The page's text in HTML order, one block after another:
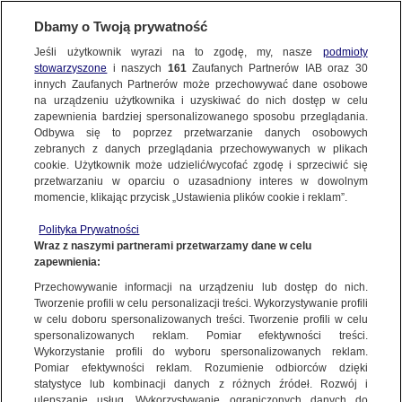
FAKTY | ZOBACZ FAKTY
Mundurowi z zakazem wstępu na gminną siłownię w Narewce, bo sprzęt
tam nie jest na ich "potencjał"
NAJNOWSZE
ZOBACZ FAKTY
FAKTY PO FAKTACH
FAKTY O ŚWIECIE
WIĘCEJ
KANAŁY
Dzień dobry!
Jedno konto do wszystkich usług
Dbamy o Twoją prywatność
Jeśli użytkownik wyrazi na to zgodę, my, nasze podmioty
stowarzyszone i naszych 161Zaufanych Partnerów IAB oraz 30
innych Zaufanych Partnerów może przechowywać dane osobowe
na urządzeniu użytkownika i uzyskiwać do nich dostęp w celu
zapewnienia bardziej spersonalizowanego sposobu przeglądania.
Odbywa się to poprzez przetwarzanie danych osobowych
zebranych z danych przeglądania przechowywanych w plikach
cookie. Użytkownik może udzielić/wycofać zgodę i sprzeciwić się
przetwarzaniu w oparciu o uzasadniony interes w dowolnym
momencie, klikając przycisk „Ustawienia plików cookie i reklam”.
Polityka Prywatności
Wraz z naszymi partnerami przetwarzamy dane w celu
zapewnienia:
Przechowywanie informacji na urządzeniu lub dostęp do nich.
Tworzenie profili w celu personalizacji treści. Wykorzystywanie profili
w celu doboru spersonalizowanych treści. Tworzenie profili w celu
spersonalizowanych reklam. Pomiar efektywności treści.
Wykorzystanie profili do wyboru spersonalizowanych reklam.
Pomiar efektywności reklam. Rozumienie odbiorców dzięki
statystyce lub kombinacji danych z różnych źródeł. Rozwój i